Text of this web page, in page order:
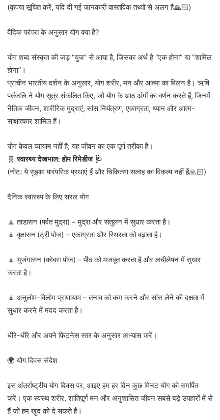
(कृपया सूचित करें, यदि दी गई जानकारी वास्तविक तथ्यों से अलग है🙏🏻)
वैदिक परंपरा के अनुसार योग क्या है?
योग शब्द संस्कृत की जड़ “युज” से आया है, जिसका अर्थ है “एक होना” या “शामिल
होना”।
प्राचीन भारतीय दर्शन के अनुसार, योग शरीर, मन और आत्मा का मिलन है। ऋषि
पतंजलि ने योग सूत्र संकलित किए, जो योग के आठ अंगों का वर्णन करते हैं, जिनमें
नैतिक जीवन, शारीरिक मुद्राएं, सांस नियंत्रण, एकाग्रता, ध्यान और आत्म-
साक्षात्कार शामिल हैं।
योग केवल व्यायाम नहीं है; यह जीवन का एक पूर्ण तरीका है।
🧬स्वास्थ्य देखभाल: होम रिमेडीज 🩺
(नोट: ये सुझाव पारंपरिक प्रथाएं हैं और चिकित्सा सलाह का विकल्प नहीं हैं🙏🏻)
दैनिक स्वास्थ्य के लिए सरल योग
🧘 ताडासन (पर्वत मुद्रा) – मुद्रा और संतुलन में सुधार करता है।
🧘 वृक्षासन (ट्री पोज) – एकाग्रता और स्थिरता को बढ़ाता है।
🧘 भुजंगासन (कोबरा पोज) – पीठ को मजबूत करता है और लचीलेपन में सुधार
करता है।
🧘 अनुलोम-विलोम प्राणायाम – तनाव को कम करने और सांस लेने की दक्षता में
सुधार करने में मदद करता है।
धीरे-धीरे और अपने फिटनेस स्तर के अनुसार अभ्यास करें।
🌍 योग दिवस संदेश
इस अंतर्राष्ट्रीय योग दिवस पर, आइए हम हर दिन कुछ मिनट योग को समर्पित
करें। एक स्वस्थ शरीर, शांतिपूर्ण मन और अनुशासित जीवन सबसे बड़े उपहारों में से
हैं जो हम खुद को दे सकते हैं।